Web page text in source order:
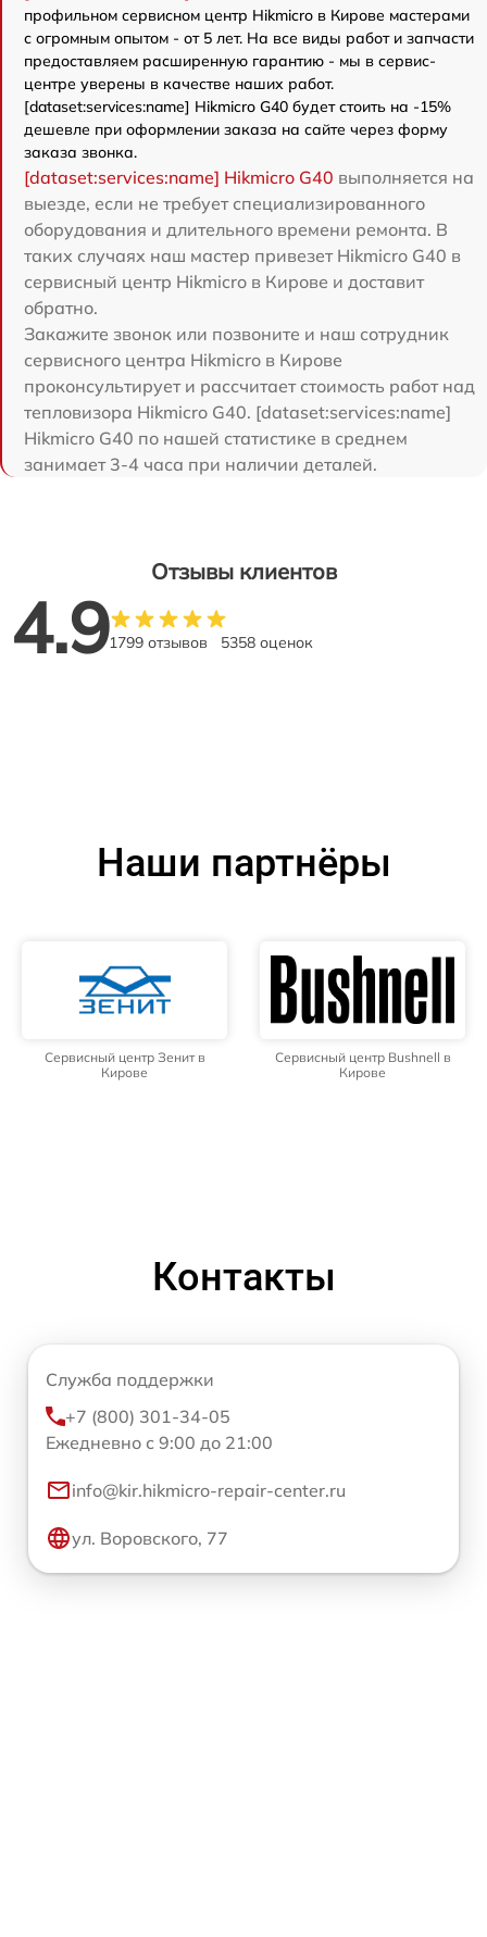
профильном сервисном центр Hikmicro в Кирове мастерами
с огромным опытом - от 5 лет. На все виды работ и запчасти
предоставляем расширенную гарантию - мы в сервис-
центре уверены в качестве наших работ.
[dataset:services:name] Hikmicro G40 будет стоить на -15%
дешевле при оформлении заказа на сайте через форму
заказа звонка.
[dataset:services:name] Hikmicro G40 выполняется на
выезде, если не требует специализированного
оборудования и длительного времени ремонта. В
таких случаях наш мастер привезет Hikmicro G40 в
сервисный центр Hikmicro в Кирове и доставит
обратно.
Закажите звонок или позвоните и наш сотрудник
сервисного центра Hikmicro в Кирове
проконсультирует и рассчитает стоимость работ над
тепловизора Hikmicro G40. [dataset:services:name]
Hikmicro G40 по нашей статистике в среднем
занимает 3-4 часа при наличии деталей.
Отзывы клиентов
4.91799 отзывов 5358 оценок
Наши партнёры
Сервисный центр Зенит в
Кирове
Сервисный центр Bushnell в
Кирове
Контакты
Служба поддержки
+7 (800) 301-34-05
Ежедневно с 9:00 до 21:00
info@kir.hikmicro-repair-center.ru
ул. Воровского, 77